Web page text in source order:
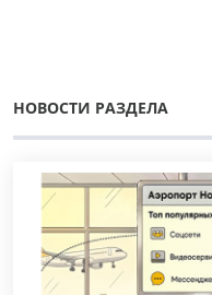
НОВОСТИ РАЗДЕЛА